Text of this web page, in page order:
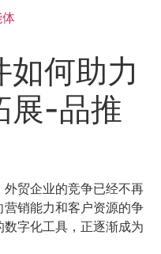
何助力
展-品推
贸企业的竞争已经不再
销能力和客户资源的争
字化工具，正逐渐成为